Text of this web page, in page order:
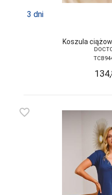
3 dni
Koszula
favorite_border